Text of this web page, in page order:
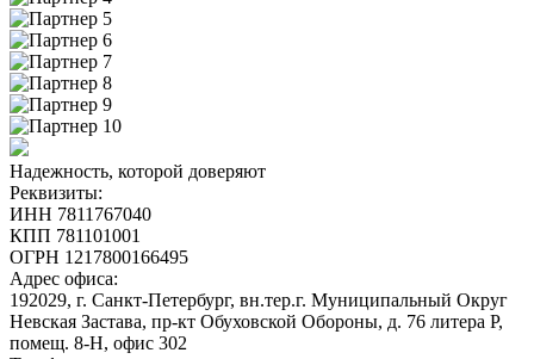
Надежность, которой доверяют
Реквизиты:
ИНН 7811767040
КПП 781101001
ОГРН 1217800166495
Адрес офиса:
192029, г. Санкт-Петербург, вн.тер.г. Муниципальный Округ
Невская Застава, пр-кт Обуховской Обороны, д. 76 литера Р,
помещ. 8-Н, офис 302